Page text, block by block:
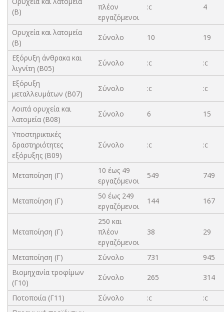
(Β)
πλέον
εργαζόμενοι
:c 4
Ορυχεία και λατομεία
(Β)
Σύνολο 10 19
Εξόρυξη άνθρακα και
λιγνίτη (B05)
Σύνολο :c :c
Εξόρυξη
μεταλλευμάτων (B07)
Σύνολο :c :c
Λοιπά ορυχεία και
λατομεία (B08)
Σύνολο 6 15
Υποστηρικτικές
δραστηριότητες
εξόρυξης (B09)
Σύνολο :c :c
Μεταποίηση (Γ)
10 έως 49
εργαζόμενοι
549 749
Μεταποίηση (Γ)
50 έως 249
εργαζόμενοι
144 167
Μεταποίηση (Γ)
250 και
πλέον
εργαζόμενοι
38 29
Μεταποίηση (Γ) Σύνολο 731
945
Βιομηχανία τροφίμων
(Γ10)
Σύνολο 265 314
Ποτοποιία (Γ11) Σύνολο :c
:c